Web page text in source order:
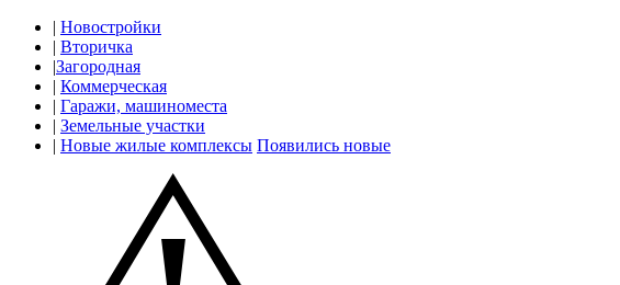
| Новостройки
| Вторичка
|Загородная
| Коммерческая
| Гаражи, машиноместа
| Земельные участки
| Новые жилые комплексы Появились новые